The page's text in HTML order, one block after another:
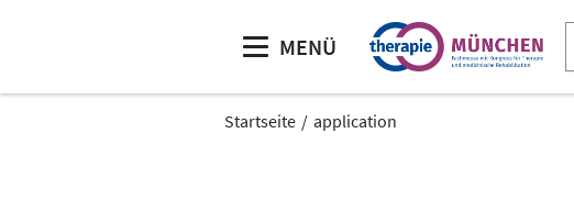
MENÜ
Startseite application